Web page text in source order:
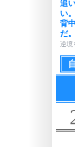
追
い。
背
だ。
逆境